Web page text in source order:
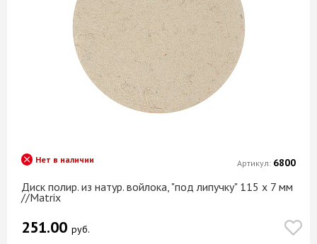
Диск полир. из натур. войлока, "под липучку" 115 х 7 мм
//Matrix
Нет в наличии
251.00 руб.
Артикул: 6800